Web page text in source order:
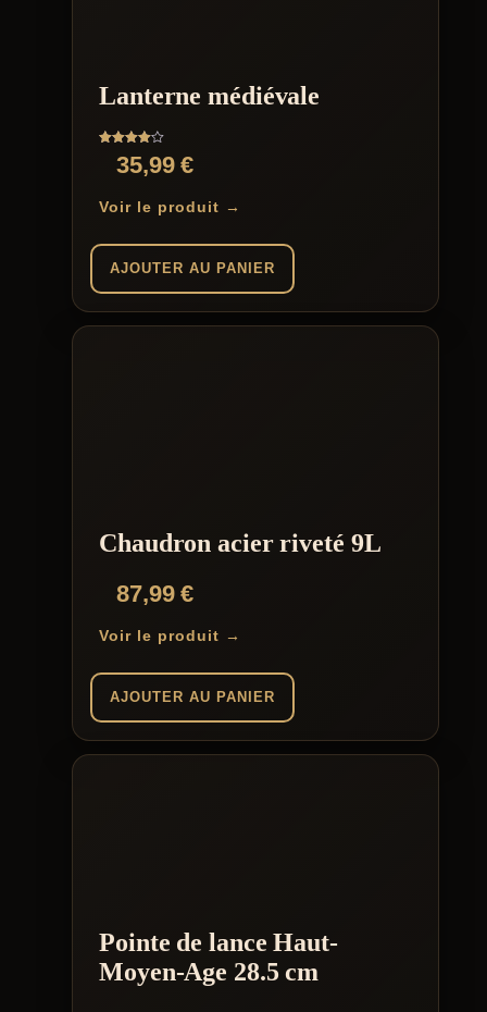
Lanterne médiévale
Note
4.0035,99€
Voir le produit →
AJOUTER AU PANIER
Chaudron acier riveté 9L
87,99€
Voir le produit →
AJOUTER AU PANIER
Pointe de lance Haut-
Moyen-Age 28.5 cm